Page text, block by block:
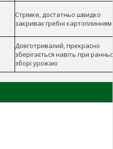
Стрімке, достатньо швидко
закриває гребні картоплинням
Довготривалий, прекрасно
зберігається навіть при
зборі урожаю